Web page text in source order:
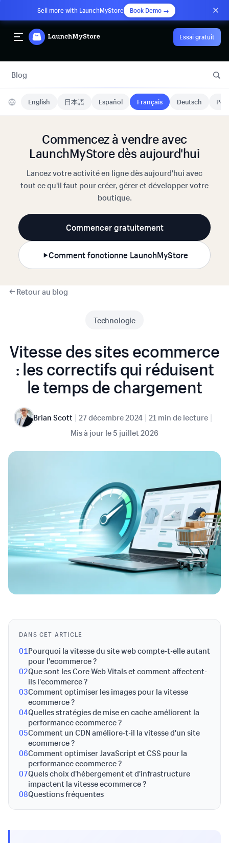
Sell more with LaunchMyStore Book Demo →
Essai gratuit
Blog
English 日本語 Español Français Deutsch
Commencez à vendre avec
LaunchMyStore dès aujourd'hui
Lancez votre activité en ligne dès aujourd'hui avec
tout ce qu'il faut pour créer, gérer et développer votre
boutique.
Commencer gratuitement
Comment fonctionne LaunchMyStore
Retour au blog
Technologie
Vitesse des sites ecommerce
: les correctifs qui réduisent
le temps de chargement
Brian Scott | 27 décembre 2024 | 21 min de lecture |
Mis à jour le 5 juillet 2026
DANS CET ARTICLE
01Pourquoi la vitesse du site web compte-t-elle autant
pour l'ecommerce ?
02Que sont les Core Web Vitals et comment affectent-
ils l'ecommerce ?
03Comment optimiser les images pour la vitesse
ecommerce ?
04Quelles stratégies de mise en cache améliorent la
performance ecommerce ?
05Comment un CDN améliore-t-il la vitesse d'un site
ecommerce ?
06Comment optimiser JavaScript et CSS pour la
performance ecommerce ?
07Quels choix d'hébergement et d'infrastructure
impactent la vitesse ecommerce ?
08Questions fréquentes